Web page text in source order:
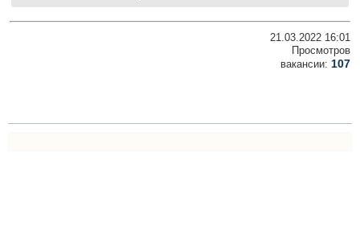
21.03.2022 16:01
Просмотров
вакансии: 107